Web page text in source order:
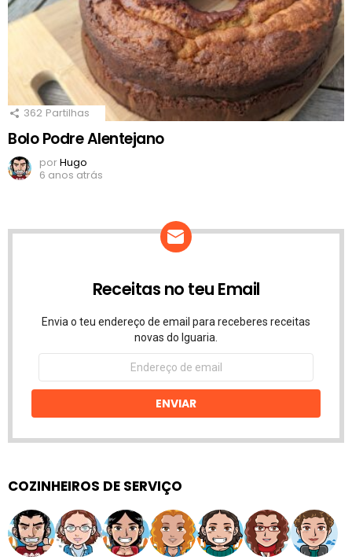
362 Partilhas
Bolo Podre Alentejano
porHugo
6 anos atrás
Receitas no teu Email
Envia o teu endereço de email para receberes receitas
novas do Iguaria.
Endereço
email
ENVIAR
COZINHEIROS DE SERVIÇO